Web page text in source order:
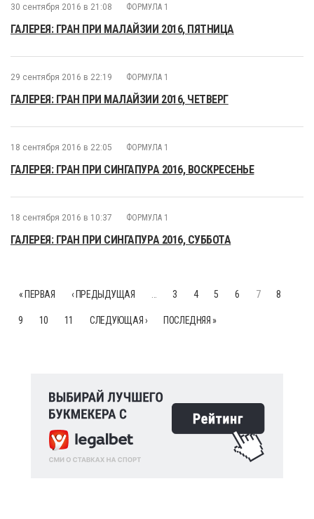
30 сентября 2016 в 21:08 ФОРМУЛА 1
ГАЛЕРЕЯ: ГРАН ПРИ МАЛАЙЗИИ 2016, ПЯТНИЦА
29 сентября 2016 в 22:19 ФОРМУЛА 1
ГАЛЕРЕЯ: ГРАН ПРИ МАЛАЙЗИИ 2016, ЧЕТВЕРГ
18 сентября 2016 в 22:05 ФОРМУЛА 1
ГАЛЕРЕЯ: ГРАН ПРИ СИНГАПУРА 2016, ВОСКРЕСЕНЬЕ
18 сентября 2016 в 10:37 ФОРМУЛА 1
ГАЛЕРЕЯ: ГРАН ПРИ СИНГАПУРА 2016, СУББОТА
« ПЕРВАЯ ‹ ПРЕДЫДУЩАЯ 3 4 5 6 7 8
9 10 11 СЛЕДУЮЩАЯ › ПОСЛЕДНЯЯ »